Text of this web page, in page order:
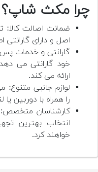
چرا مکث شاپ؟
ضمانت اصالت کالا:
اصل و دارای
گارانتی و خدمات
خود گارانتی می
ارائه می کند.
لوازم جانبی متنوع:
را همراه با دوربین یا
کارشناسان
انتخاب بهترین
خواهند کرد.